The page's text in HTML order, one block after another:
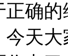
确
今天